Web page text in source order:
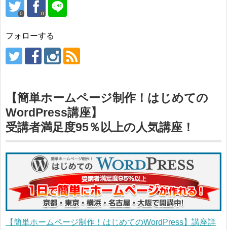
0 0
フォローする
【簡単ホームページ制作！はじめての
WordPress講座】
受講者満足度95％以上の人気講座！
【簡単ホームページ制作！はじめてのWordPress】講座詳